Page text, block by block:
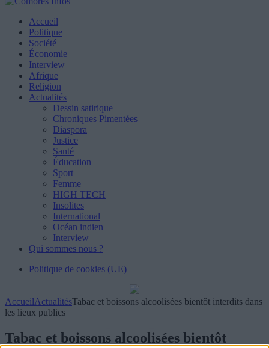
Accueil
Politique
Société
Économie
Interview
Afrique
Religion
Actualités
Dessin satirique
Chroniques Pimentées
Diaspora
Justice
Santé
Éducation
Sport
Femme
HIGH TECH
Insolites
International
Océan indien
Interview
Qui sommes nous ?
Politique de cookies (UE)
AccueilActualitésTabac et boissons alcoolisées bientôt interdits dans
les lieux publics
Tabac et boissons alcoolisées bientôt